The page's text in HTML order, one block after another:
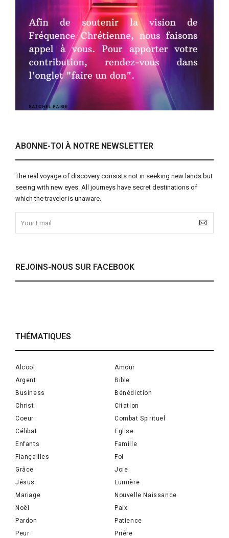
ABONNE-TOI À NOTRE NEWSLETTER
The real voyage of discovery consists not in seeking new lands but
seeing with new eyes. All journeys have secret destinations of
which the traveler is unaware.
REJOINS-NOUS SUR FACEBOOK
THÉMATIQUES
Alcool
Amour
Argent
Bible
Business
Bénédiction
Christ
Citation
Coeur
Combat Spirituel
Célibat
Eglise
Enfants
Famille
Fiançailles
Foi
Grâce
Joie
Jésus
Lumière
Mariage
Nouvelle Naissance
Noël
Paix
Pardon
Patience
Peur
Prière